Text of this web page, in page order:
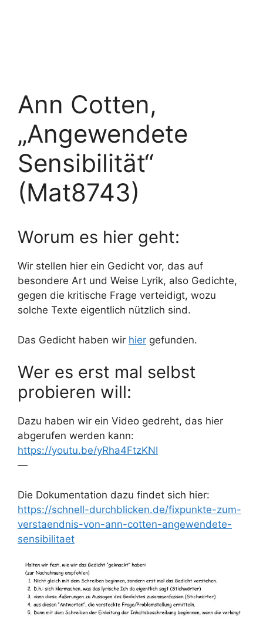
Ann Cotten,
„Angewendete
Sensibilität“
(Mat8743)
Worum es hier geht:
Wir stellen hier ein Gedicht vor, das auf
besondere Art und Weise Lyrik, also Gedichte,
gegen die kritische Frage verteidigt, wozu
solche Texte eigentlich nützlich sind.
Das Gedicht haben wir hier gefunden.
Wer es erst mal selbst
probieren will:
Dazu haben wir ein Video gedreht, das hier
abgerufen werden kann:
https://youtu.be/yRha4FtzKNI
—
Die Dokumentation dazu findet sich hier:
https://schnell-durchblicken.de/fixpunkte-zum-
verstaendnis-von-ann-cotten-angewendete-
sensibilitaet